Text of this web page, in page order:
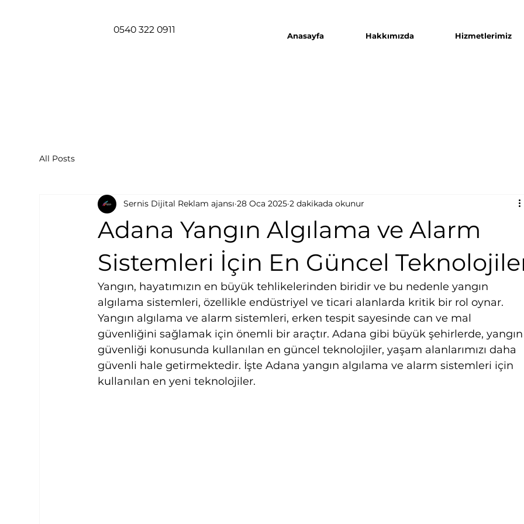
Anasayfa Hakkımızda Hizmetlerimiz
0540 322 0911
All Posts
Adana Yangın Algılama ve Alarm
Sistemleri İçin En Güncel
Sernis Dijital Reklam ajansı 28 Oca 2025 2 dakikada okunur
Yangın, hayatımızın en büyük tehlikelerinden biridir ve bu nedenle yangın
algılama sistemleri, özellikle endüstriyel ve ticari alanlarda kritik bir rol oynar.
Yangın algılama ve alarm sistemleri, erken tespit sayesinde can ve mal
güvenliğini sağlamak için önemli bir araçtır. Adana gibi büyük şehirlerde,
güvenliği konusunda kullanılan en güncel teknolojiler, yaşam alanlarımızı daha
güvenli hale getirmektedir. İşte Adana yangın algılama ve alarm sistemleri için
kullanılan en yeni teknolojiler.